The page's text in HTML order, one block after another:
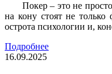
Покер – это не
на кону стоят не только
острота психологии и,
Подробнее
16.09.2025